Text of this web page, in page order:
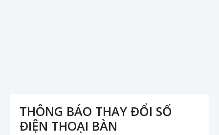
THÔNG BÁO THAY ĐỔI SỐ
ĐIỆN THOẠI BÀN